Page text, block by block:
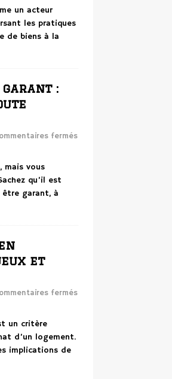
un acteur
les pratiques
de biens à la
:
fermés
mais vous
qu’il est
garant, à
et
fermés
un critère
d’un logement.
implications de